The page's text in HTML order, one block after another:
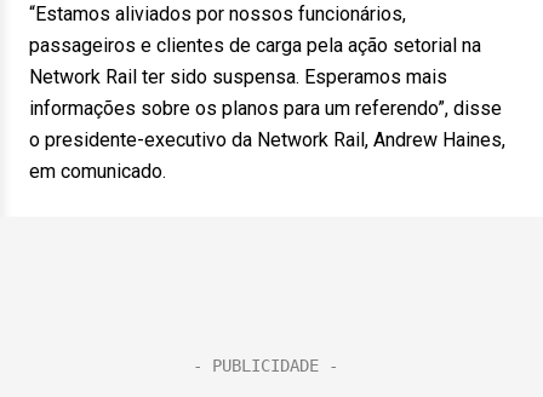
“Estamos aliviados por nossos funcionários,
passageiros e clientes de carga pela ação setorial na
Network Rail ter sido suspensa. Esperamos mais
informações sobre os planos para um referendo”, disse
o presidente-executivo da Network Rail, Andrew Haines,
em comunicado.